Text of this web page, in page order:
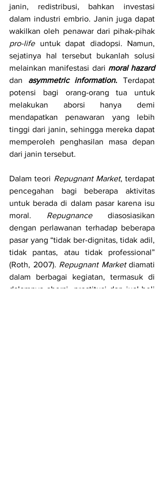
janin, redistribusi, bahkan investasi
dalam industri embrio. Janin juga dapat
pro-life untuk dapat diadopsi. Namun,
sejatinya hal tersebut bukanlah solusi
melainkan manifestasi dari
moral hazard
dan asymmetric information. Terdapat
potensi bagi orang-orang tua untuk
melakukan aborsi hanya demi
mendapatkan penawaran yang lebih
tinggi dari janin, sehingga mereka dapat
memperoleh penghasilan masa depan
dari janin tersebut.
Dalam teori Repugnant Market, terdapat
pencegahan bagi beberapa aktivitas
untuk berada di dalam pasar karena isu
moral. Repugnance diasosiasikan
dengan perlawanan terhadap beberapa
pasar yang “tidak ber-dignitas, tidak adil,
tidak pantas, atau tidak professional”
(Roth, 2007). Repugnant Market diamati
dalam berbagai kegiatan, termasuk di
dalamnya aborsi, prostitusi dan jual-beli